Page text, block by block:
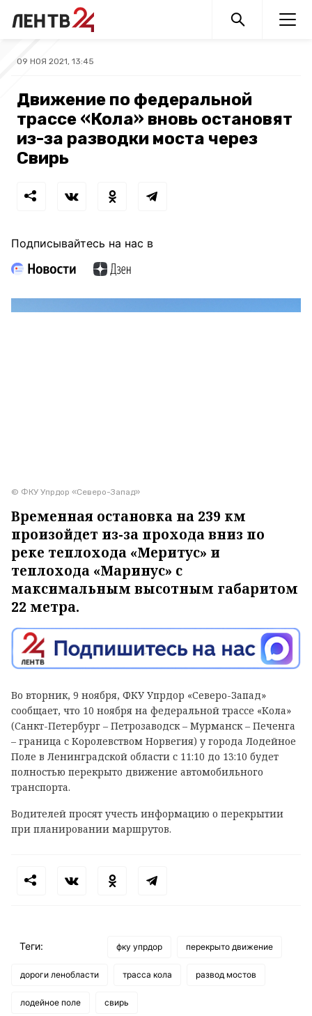
09 НОЯ 2021, 13:45
Движение по федеральной
трассе «Кола» вновь остановят
из-за разводки моста через
Свирь
Подписывайтесь на нас в
© ФКУ Упрдор «Северо-Запад»
Временная остановка на 239 км
произойдет из-за прохода вниз по
реке теплохода «Меритус» и
теплохода «Маринус» с
максимальным высотным габаритом
22 метра.
Во вторник, 9 ноября, ФКУ Упрдор «Северо-Запад»
сообщает, что 10 ноября на федеральной трассе «Кола»
(Санкт-Петербург – Петрозаводск – Мурманск – Печенга
– граница с Королевством Норвегия) у города Лодейное
Поле в Ленинградской области с 11:10 до 13:10 будет
полностью перекрыто движение автомобильного
транспорта.
Водителей просят учесть информацию о перекрытии
при планировании маршрутов.
Теги: фку упрдор перекрыто движение
дороги ленобласти трасса кола развод мостов
лодейное поле свирь